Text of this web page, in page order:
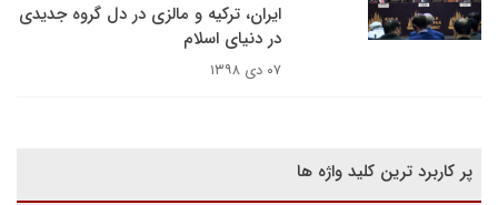
ایران، ترکیه و مالزی در دل گروه جدیدی
در دنیای اسلام
۰۷ دی ۱۳۹۸
پر کاربرد ترین کلید واژه ها